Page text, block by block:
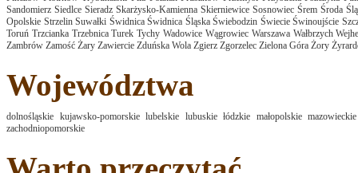
Sandomierz Siedlce Sieradz Skarżysko-Kamienna Skierniewice Sosnowiec Śrem Środa
Opolskie Strzelin Suwałki Świdnica Świdnica Śląska Świebodzin Świecie Świnoujście
Toruń Trzcianka Trzebnica Turek Tychy Wadowice Wągrowiec Warszawa Wałbrzych
Zambrów Zamość Żary Zawiercie Zduńska Wola Zgierz Zgorzelec Zielona Góra Żory
Województwa
dolnośląskie kujawsko-pomorskie lubelskie lubuskie łódzkie małopolskie mazowieckie
zachodniopomorskie